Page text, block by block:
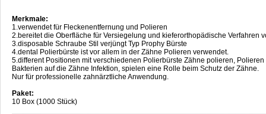
Merkmale:
1.verwendet für Fleckenentfernung und Polieren
2.bereitet die Oberfläche für Versiegelung und kieferorthopädische Verfahren
3.disposable Schraube Stil verjüngt Typ Prophy Bürste
4.dental Polierbürste ist vor allem in der Zähne Polieren verwendet.
5.different Positionen mit verschiedenen Polierbürste Zähne polieren,
Bakterien auf die Zähne Infektion, spielen eine Rolle beim Schutz der Zähne.
Nur für professionelle zahnärztliche Anwendung.
Paket:
10 Box (1000 Stück)